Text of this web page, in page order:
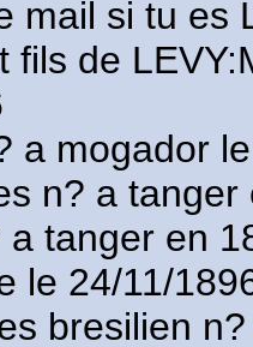
mail si tu es
fils de
a mogador
n? a tanger
a tanger en
le 24/11/
bresilien